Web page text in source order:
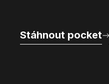
Stáhnout pocket